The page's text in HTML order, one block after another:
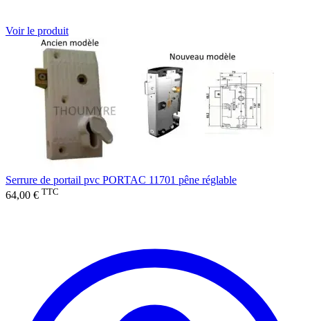
Voir le produit
Serrure de portail pvc PORTAC 11701 pêne réglable
64,00 € TTC